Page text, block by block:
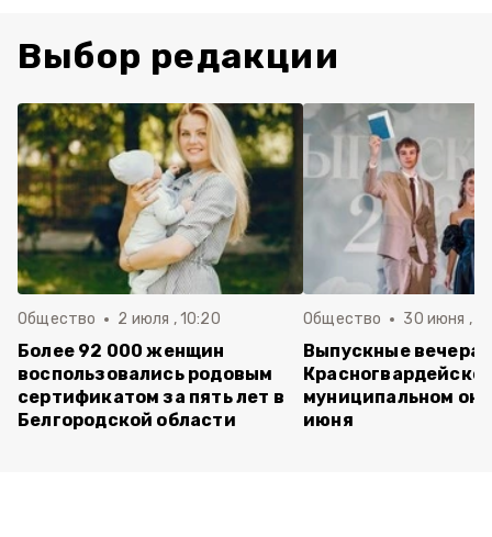
Выбор редакции
Общество 2 июля , 10:20
Более 92 000 женщин
воспользовались родовым
сертификатом за пять лет в
Белгородской области
Общество 30 июня ,
Выпускные вечера
муниципальном
июня